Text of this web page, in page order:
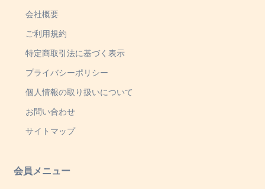
会社概要
ご利用規約
特定商取引法に基づく表示
プライバシーポリシー
個人情報の取り扱いについて
お問い合わせ
サイトマップ
会員メニュー